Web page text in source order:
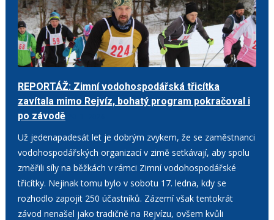
REPORTÁŽ: Zimní vodohospodářská třicítka
zavítala mimo Rejvíz, bohatý program pokračoval i
po závodě
Už jedenapadesát let je dobrým zvykem, že se zaměstnanci
vodohospodářských organizací v zimě setkávají, aby spolu
změřili síly na běžkách v rámci Zimní vodohospodářské
třicítky. Nejinak tomu bylo v sobotu 17. ledna, kdy se
rozhodlo zapojit 250 účastníků. Zázemí však tentokrát
závod nenašel jako tradičně na Rejvízu, ovšem kvůli